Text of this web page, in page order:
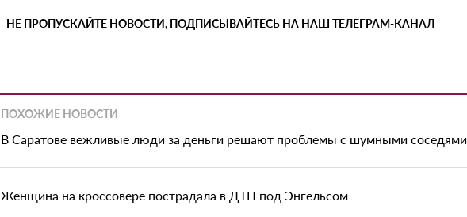
НЕ ПРОПУСКАЙТЕ НОВОСТИ, ПОДПИСЫВАЙТЕСЬ НА НАШ ТЕЛЕГРАМ-КАНАЛ
ПОХОЖИЕ НОВОСТИ
В Саратове вежливые люди за деньги решают проблемы с шумными соседями
Женщина на кроссовере пострадала в ДТП под Энгельсом